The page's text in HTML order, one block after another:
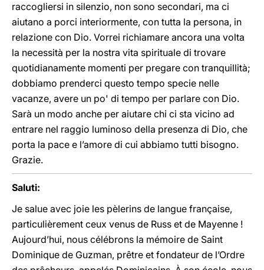
raccogliersi in silenzio, non sono secondari, ma ci
aiutano a porci interiormente, con tutta la persona, in
relazione con Dio. Vorrei richiamare ancora una volta
la necessità per la nostra vita spirituale di trovare
quotidianamente momenti per pregare con tranquillità;
dobbiamo prenderci questo tempo specie nelle
vacanze, avere un po' di tempo per parlare con Dio.
Sarà un modo anche per aiutare chi ci sta vicino ad
entrare nel raggio luminoso della presenza di Dio, che
porta la pace e l’amore di cui abbiamo tutti bisogno.
Grazie.
Saluti:
Je salue avec joie les pèlerins de langue française,
particulièrement ceux venus de Russ et de Mayenne !
Aujourd’hui, nous célébrons la mémoire de Saint
Dominique de Guzman, prêtre et fondateur de l’Ordre